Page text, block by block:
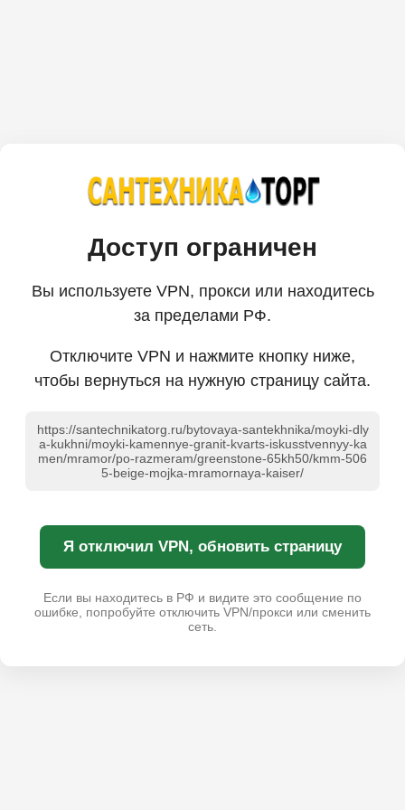
Доступ ограничен
Вы используете VPN, прокси или находитесь
за пределами РФ.
Отключите VPN и нажмите кнопку ниже,
чтобы вернуться на нужную страницу сайта.
https://santechnikatorg.ru/bytovaya-santekhnika/moyki-dly
a-kukhni/moyki-kamennye-granit-kvarts-iskusstvennyy-ka
men/mramor/po-razmeram/greenstone-65kh50/kmm-506
5-beige-mojka-mramornaya-kaiser/
Я отключил VPN, обновить страницу
Если вы находитесь в РФ и видите это сообщение по
ошибке, попробуйте отключить VPN/прокси или сменить
сеть.